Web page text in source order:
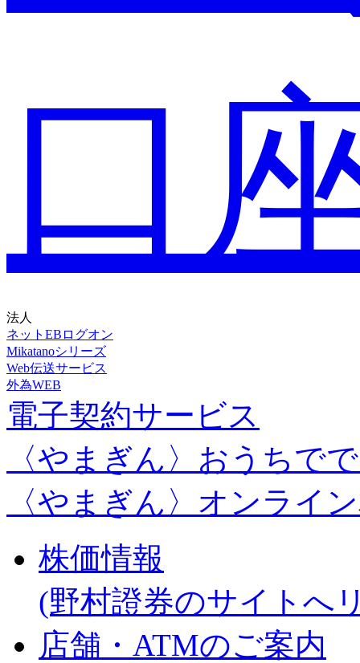
口
法人
ネットEB ログオン
Mikatanoシリーズ
Web伝送サービス
外為WEB
電子契約サービス
〈やまぎん〉おうちで
〈やまぎん〉オンライ
株価情報
(野村證券のサイトへ
店舗・ATMのご案内